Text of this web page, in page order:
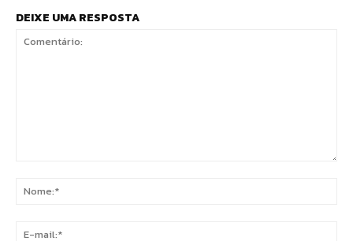
DEIXE UMA RESPOSTA